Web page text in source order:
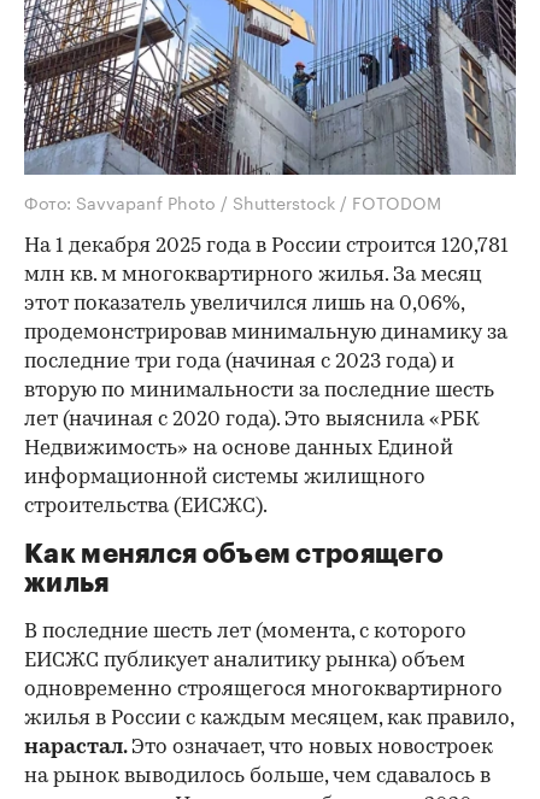
Фото: Savvapanf Photo / Shutterstock / FOTODOM
На 1 декабря 2025 года в России строится 120,781
млн кв. м многоквартирного жилья. За месяц
этот показатель увеличился лишь на 0,06%,
продемонстрировав минимальную динамику за
последние три года (начиная с 2023 года) и
вторую по минимальности за последние шесть
лет (начиная с 2020 года). Это выяснила «РБК
Недвижимость» на основе данных Единой
информационной системы жилищного
строительства (ЕИСЖС).
Как менялся объем строящего
жилья
В последние шесть лет (момента, с которого
ЕИСЖС публикует аналитику рынка) объем
одновременно строящегося многоквартирного
жилья в России с каждым месяцем, как правило,
нарастал. Это означает, что новых новостроек
на рынок выводилось больше, чем сдавалось в